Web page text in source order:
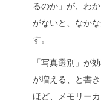
るのか」が、わ
がないと、なか
す。
「写真選別」が
が増える、と書
ほど、メモリー